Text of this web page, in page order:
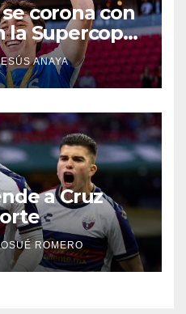
corona con
la Supercopa
ANAYA
a Cruz
ROMERO